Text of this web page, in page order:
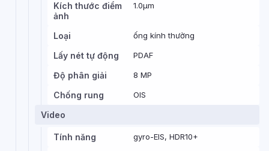
Kích thước điểm
ảnh
1.0µm
Loại ống kính thường
Lấy nét tự động PDAF
Độ phân giải 8 MP
Chống rung OIS
Video
Tính năng gyro-EIS, HDR10+